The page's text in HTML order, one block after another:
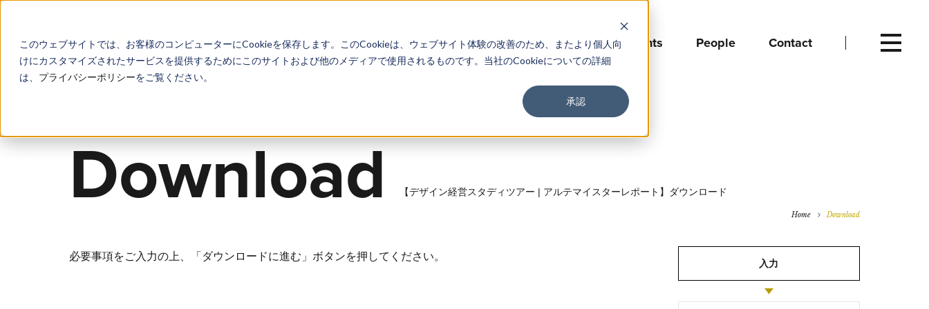
このウェブサイトでは、お客様のコンピューターにCookieを保存します。このCookieは、ウェブサイト体験の改善のため、またより個人向
けにカスタマイズされたサービスを提供するためにこのサイトおよび他のメディアで使用されるものです。当社のCookieについての詳細
は、 プライバシーポリシーをご覧ください。
承認
About Service Work Findings Events People Contact
Download Download
【デザイン経営スタディツアー | アルテマイスターレポート】ダウンロード
Home Download
必要事項をご入力の上、「ダウンロードに進む」ボタンを押してください。
入力